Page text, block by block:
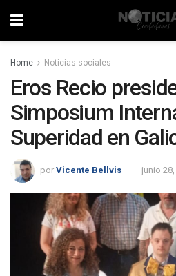
Home Noticias sociales
Eros Recio
Simposium
Superidad en
por Vicente Bellvis junio